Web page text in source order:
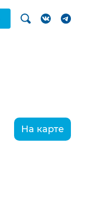
На карте